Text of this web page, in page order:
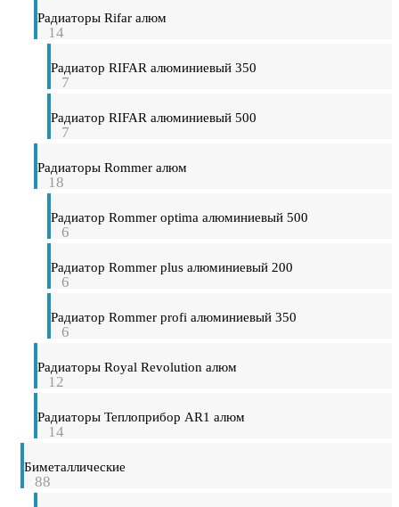
Радиаторы Rifar алюм
14
Радиатор RIFAR алюминиевый 350
7
Радиатор RIFAR алюминиевый 500
7
Радиаторы Rommer алюм
18
Радиатор Rommer optima алюминиевый 500
6
Радиатор Rommer plus алюминиевый 200
6
Радиатор Rommer profi алюминиевый 350
6
Радиаторы Royal Revolution алюм
12
Радиаторы Теплоприбор AR1 алюм
14
Биметаллические
88